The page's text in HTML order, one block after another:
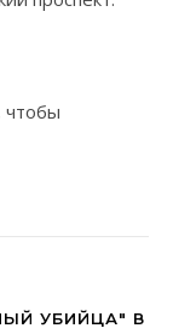
чтобы
УБИЙЦА" В